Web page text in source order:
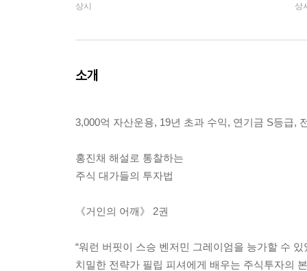
상시 상
소개
3,000억 자산운용, 19년 초과 수익, 연기금 S등급,
홍진채 해설로 통찰하는
주식 대가들의 투자법
《거인의 어깨》 2권
“워런 버핏이 스승 벤저민 그레이엄을 능가할 수
치밀한 전략가 필립 피셔에게 배우는 주식투자의